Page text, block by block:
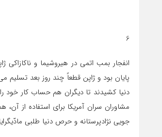
6
انفجار بمب اتمي در هيروشيما و
پايان بود و ژاپن قطعاً چند روز بعد تسليم
دنيا كشيدند تا ديگران هم حساب كار خود
جويي نژادپرستانه و حرص دنيا طلبي